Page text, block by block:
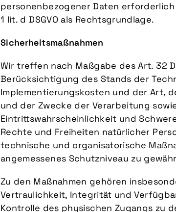
personenbezogener Daten
1 lit. d DSGVO als Rechtsgrundlage.
Sicherheitsmaßnahmen
Wir treffen nach Maßgabe des Art. 32
Berücksichtigung des Stands der
Implementierungskosten und der Art,
und der Zwecke der Verarbeitung
Eintrittswahrscheinlichkeit und
Rechte und Freiheiten natürlicher
technische und organisatorische
angemessenes Schutzniveau zu
Zu den Maßnahmen gehören
Vertraulichkeit, Integrität und
Kontrolle des physischen Zugangs zu